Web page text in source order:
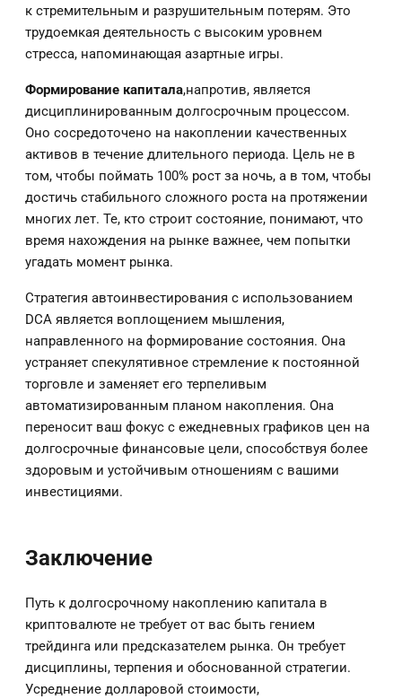
к стремительным и разрушительным потерям. Это
трудоемкая деятельность с высоким уровнем
стресса, напоминающая азартные игры.
Формирование капитала,напротив, является
дисциплинированным долгосрочным процессом.
Оно сосредоточено на накоплении качественных
активов в течение длительного периода. Цель не в
том, чтобы поймать 100% рост за ночь, а в том, чтобы
достичь стабильного сложного роста на протяжении
многих лет. Те, кто строит состояние, понимают, что
время нахождения на рынке важнее, чем попытки
угадать момент рынка.
Стратегия автоинвестирования с использованием
DCA является воплощением мышления,
направленного на формирование состояния. Она
устраняет спекулятивное стремление к постоянной
торговле и заменяет его терпеливым
автоматизированным планом накопления. Она
переносит ваш фокус с ежедневных графиков цен на
долгосрочные финансовые цели, способствуя более
здоровым и устойчивым отношениям с вашими
инвестициями.
Заключение
Путь к долгосрочному накоплению капитала в
криптовалюте не требует от вас быть гением
трейдинга или предсказателем рынка. Он требует
дисциплины, терпения и обоснованной стратегии.
Усреднение долларовой стоимости,